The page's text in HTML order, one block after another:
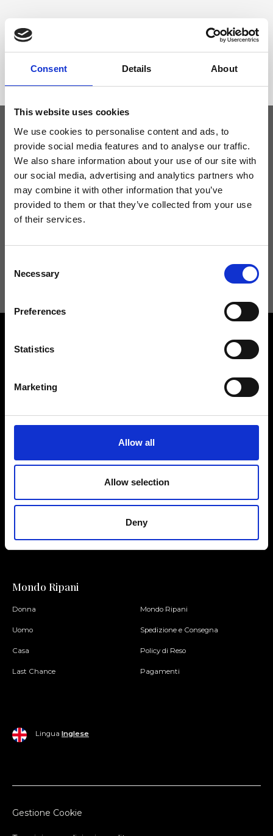
Consent Details About
This website uses cookies
We use cookies to personalise content and ads, to
provide social media features and to analyse our traffic.
We also share information about your use of our site with
our social media, advertising and analytics partners who
may combine it with other information that you’ve
provided to them or that they’ve collected from your use
of their services.
Selection
Necessary
Preferences
Statistics
Marketing
Allow all
Allow selection
Deny
Dimensione
28 x 12 x 18 cm (l x a x p)
Tieniti aggiornato
Non perdere le novità di Ripani, iscriviti alla newsletter!
Entra nella Community
Rispondiamo a tutte le tue
richieste
Mondo Ripani
Donna
Uomo
Casa
Last Chance
Mondo Ripani
Spedizione e Consegna
Policy di Reso
Pagamenti
Lingua Inglese
Gestione Cookie